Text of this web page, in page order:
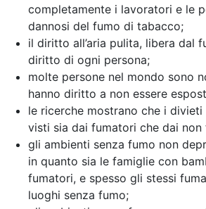
completamente i lavoratori e le
dannosi del fumo di tabacco;
il diritto all’aria pulita, libera dal
diritto di ogni persona;
molte persone nel mondo sono
hanno diritto a non essere
le ricerche mostrano che i
visti sia dai fumatori che dai non
gli ambienti senza fumo non
in quanto sia le famiglie con
fumatori, e spesso gli stessi
luoghi senza fumo;